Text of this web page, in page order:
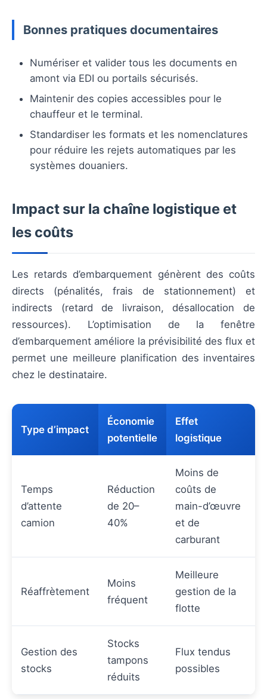
Bonnes pratiques documentaires
Numériser et valider tous les documents en
amont via EDI ou portails sécurisés.
Maintenir des copies accessibles pour le
chauffeur et le terminal.
Standardiser les formats et les nomenclatures
pour réduire les rejets automatiques par les
systèmes douaniers.
Impact sur la chaîne logistique et
les coûts
Les retards d’embarquement génèrent des coûts
directs (pénalités, frais de stationnement) et
indirects (retard de livraison, désallocation de
ressources). L’optimisation de la fenêtre
d’embarquement améliore la prévisibilité des flux et
permet une meilleure planification des inventaires
chez le destinataire.
Type d’impact
Économie
potentielle
Effet
logistique
Temps
d’attente
camion
Réduction
de 20–
40%
Moins de
coûts de
main-d’œuvre
et de
carburant
Réaffrètement
Moins
fréquent
Meilleure
gestion de la
flotte
Gestion des
stocks
Stocks
tampons
réduits
Flux tendus
possibles